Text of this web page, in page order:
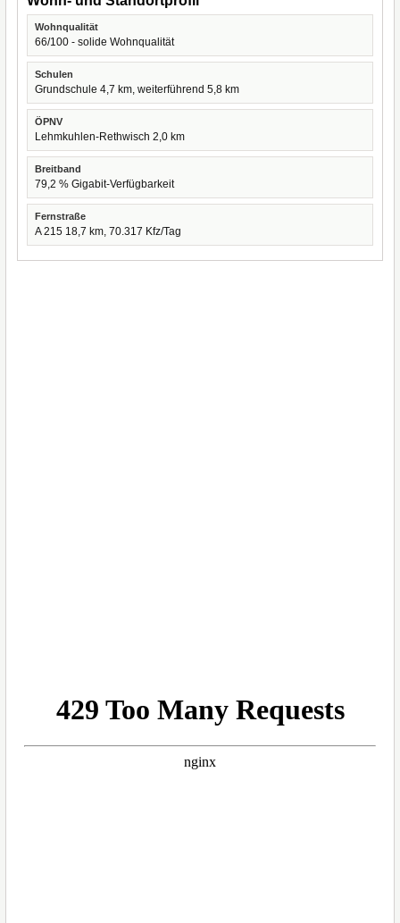
Wohnqualität
66/100 - solide Wohnqualität
Schulen
Grundschule 4,7 km, weiterführend 5,8 km
ÖPNV
Lehmkuhlen-Rethwisch 2,0 km
Breitband
79,2 % Gigabit-Verfügbarkeit
Fernstraße
A 215 18,7 km, 70.317 Kfz/Tag